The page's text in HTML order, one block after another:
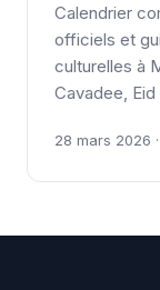
Calendrier
officiels et
culturelles à
Cavadee,
28 mars 2026